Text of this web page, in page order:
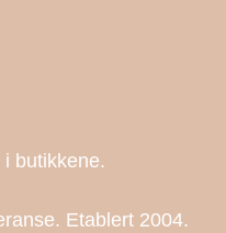
butikkene.
Etablert 2004.